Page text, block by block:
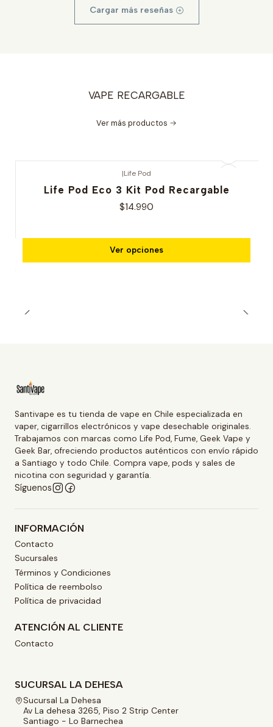
Cargar más reseñas
VAPE RECARGABLE
Ver más productos
|Life Pod
Life Pod Eco 3 Kit Pod Recargable
$14.990
Ver opciones
Santivape es tu tienda de vape en Chile especializada en
vaper, cigarrillos electrónicos y vape desechable originales.
Trabajamos con marcas como Life Pod, Fume, Geek Vape y
Geek Bar, ofreciendo productos auténticos con envío rápido
a Santiago y todo Chile. Compra vape, pods y sales de
nicotina con seguridad y garantía.
Síguenos
INFORMACIÓN
Contacto
Sucursales
Términos y Condiciones
Política de reembolso
Política de privacidad
ATENCIÓN AL CLIENTE
Contacto
SUCURSAL LA DEHESA
Sucursal La Dehesa
Av La dehesa 3265, Piso 2 Strip Center
Santiago - Lo Barnechea